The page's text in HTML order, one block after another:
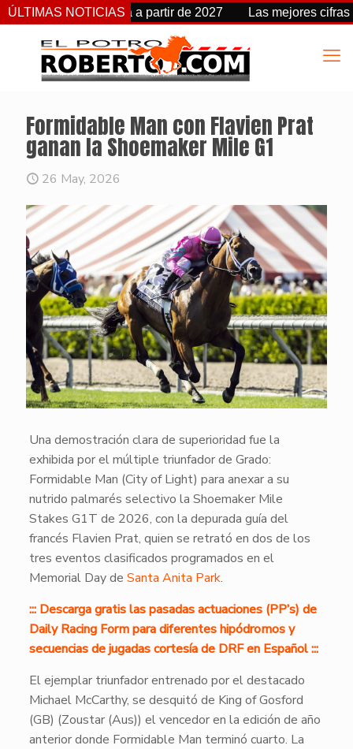
ÚLTIMAS NOTICIAS
de fecha a partir de 2027 Las mejores cifras Beyer
Formidable Man con Flavien Prat
ganan la Shoemaker Mile G1
26 May, 2026
Una demostración clara de superioridad fue la
exhibida por el múltiple triunfador de Grado:
Formidable Man (City of Light) para anexar a su
nutrido palmarés selectivo la Shoemaker Mile
Stakes G1T de 2026, con la depurada guía del
francés Flavien Prat, quien se retrató en dos de los
tres eventos clasificados programados en el
Memorial Day de Santa Anita Park.
::: Descarga gratis las pasadas actuaciones (PP’s) de
Daily Racing Form para diferentes hipódromos y
secuencias de jugadas cortesía de DRF en Español :::
El ejemplar triunfador entrenado por el destacado
Michael McCarthy, se desquitó de King of Gosford
(GB) (Zoustar (Aus)) el vencedor en la edición de año
anterior donde Formidable Man terminó cuarto. La